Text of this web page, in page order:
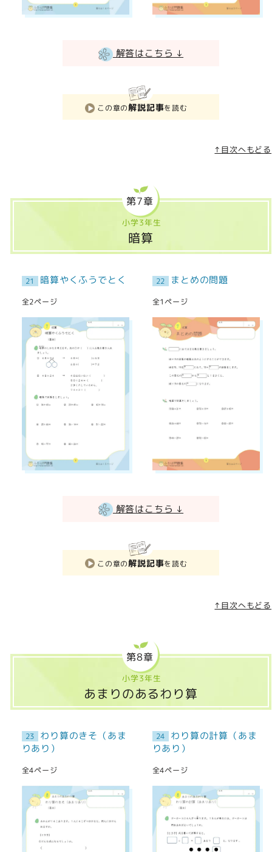
解答はこちら ↓
この章の解説記事を読む
↑目次へもどる
第7章
小学3年生
暗算
21 暗算やくふうでとく
全2ページ
22 まとめの問題
全1ページ
解答はこちら ↓
この章の解説記事を読む
↑目次へもどる
第8章
小学3年生
あまりのあるわり算
23
わり算のきそ（あま
りあり）
全4ページ
24
わり算の計算（あま
りあり）
全4ページ